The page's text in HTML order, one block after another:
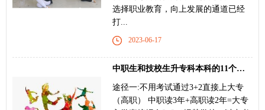
选择职业教育，向上发展的通道已经
打...
2023-06-17
中职生和技校生升专科本科的11个途径
途径一:不用考试通过3+2直接上大专
（高职） 中职读3年+高职读2年=大专